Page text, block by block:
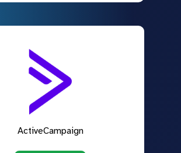
ActiveCampaign